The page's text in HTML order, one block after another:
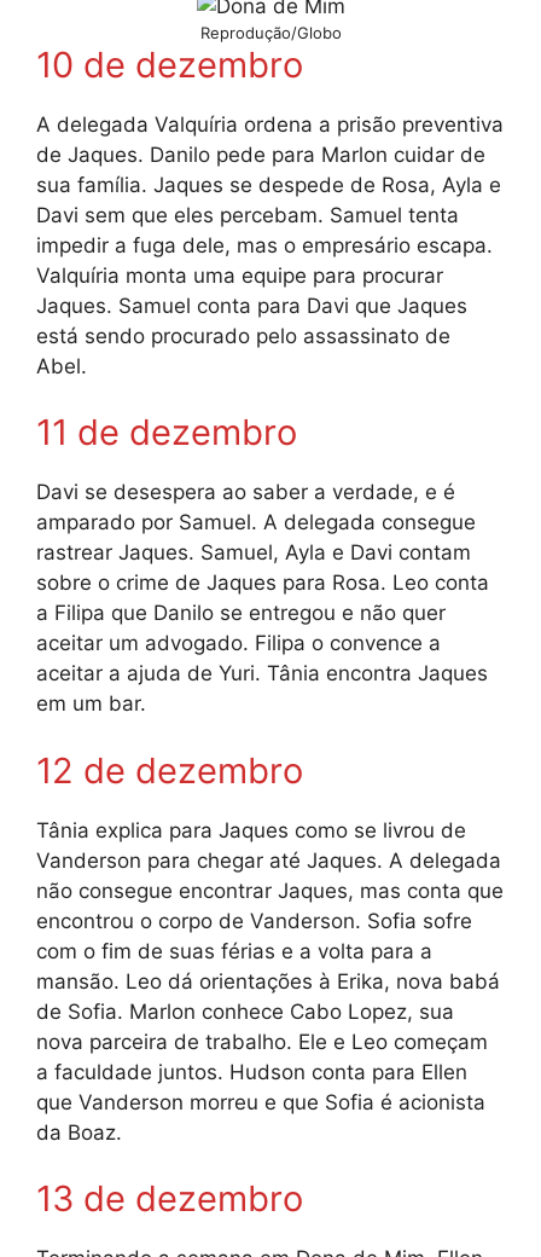
Reprodução/Globo
10 de dezembro
A delegada Valquíria ordena a prisão preventiva
de Jaques. Danilo pede para Marlon cuidar de
sua família. Jaques se despede de Rosa, Ayla e
Davi sem que eles percebam. Samuel tenta
impedir a fuga dele, mas o empresário escapa.
Valquíria monta uma equipe para procurar
Jaques. Samuel conta para Davi que Jaques
está sendo procurado pelo assassinato de
Abel.
11 de dezembro
Davi se desespera ao saber a verdade, e é
amparado por Samuel. A delegada consegue
rastrear Jaques. Samuel, Ayla e Davi contam
sobre o crime de Jaques para Rosa. Leo conta
a Filipa que Danilo se entregou e não quer
aceitar um advogado. Filipa o convence a
aceitar a ajuda de Yuri. Tânia encontra Jaques
em um bar.
12 de dezembro
Tânia explica para Jaques como se livrou de
Vanderson para chegar até Jaques. A delegada
não consegue encontrar Jaques, mas conta que
encontrou o corpo de Vanderson. Sofia sofre
com o fim de suas férias e a volta para a
mansão. Leo dá orientações à Erika, nova babá
de Sofia. Marlon conhece Cabo Lopez, sua
nova parceira de trabalho. Ele e Leo começam
a faculdade juntos. Hudson conta para Ellen
que Vanderson morreu e que Sofia é acionista
da Boaz.
13 de dezembro